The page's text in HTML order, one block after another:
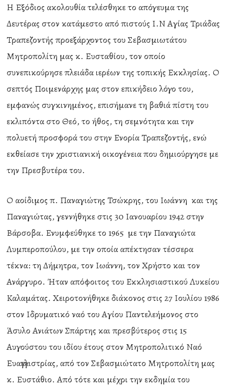
Η Εξόδιος ακολουθία τελέσθηκε το απόγευμα της
Δευτέρας στον κατάμεστο από πιστούς Ι.Ν Αγίας Τριάδας
Τραπεζοντής προεξάρχοντος του Σεβασμιωτάτου
Μητροπολίτη μας κ. Ευσταθίου, τον οποίο
συνεπικούρησε πλειάδα ιερέων της τοπικής Εκκλησίας. Ο
σεπτός Ποιμενάρχης μας στον επικήδειο λόγο του,
εμφανώς συγκινημένος, επισήμανε τη βαθιά πίστη του
εκλιπόντα στο Θεό, το ήθος, τη σεμνότητα και την
πολυετή προσφορά του στην Ενορία Τραπεζοντής, ενώ
εκθείασε την χριστιανική οικογένεια που δημιούργησε με
την Πρεσβυτέρα του.
Ο αοίδιμος π. Παναγιώτης Τσώκρης, του Ιωάννη και της
Παναγιώτας, γεννήθηκε στις 30 Ιανουαρίου 1942 στην
Βάρσοβα. Ενυμφεύθηκε το 1965 με την Παναγιώτα
Λυμπεροπούλου, με την οποία απέκτησαν τέσσερα
τέκνα: τη Δήμητρα, τον Ιωάννη, τον Χρήστο και τον
Ανάργυρο. Ήταν απόφοιτος του Εκκλησιαστικού Λυκείου
Καλαμάτας. Χειροτονήθηκε διάκονος στις 27 Ιουλίου 1986
στον Ιδρυματικό ναό του Αγίου Παντελεήμονος στο
Άσυλο Ανιάτων Σπάρτης και πρεσβύτερος στις 15
Αυγούστου του ιδίου έτους στον Μητροπολιτικό Ναό
Ευαγγελιστρίας, από τον Σεβασμιώτατο Μητροπολίτη μας
κ. Ευστάθιο. Από τότε και μέχρι την εκδημία του